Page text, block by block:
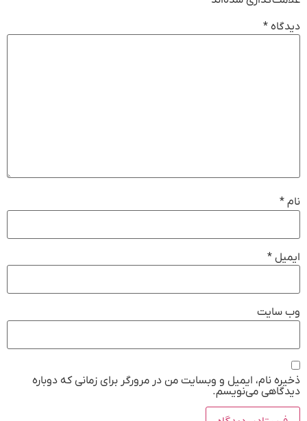
دیدگاه *
نام *
ایمیل *
وب‌ سایت
ذخیره نام، ایمیل و وبسایت من در مرورگر برای زمانی که دوباره
دیدگاهی می‌نویسم.